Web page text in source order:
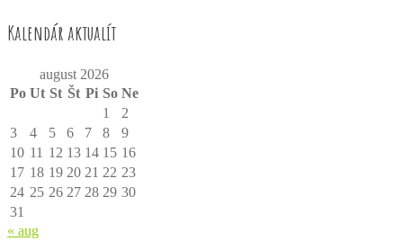
Kalendár aktualít
august 2026
Po Ut St Št Pi So Ne
1
2
3
4 5 6 7 8
9
10 11 12 13 14 15 16
17 18 19 20 21 22 23
24 25 26 27 28 29 30
31
« aug